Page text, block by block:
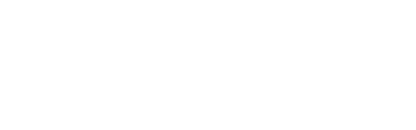
大德，一同回到母娘慈悲座前，祈福納祥、慎